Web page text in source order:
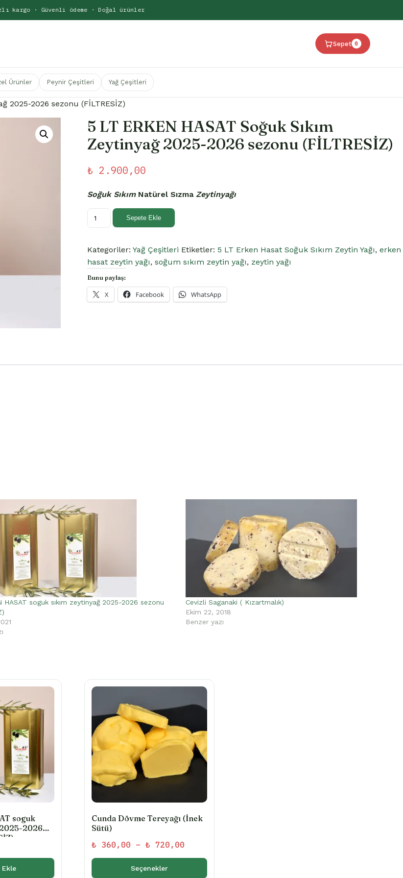
kargo · Güvenli ödeme · Doğal ürünler
Sepet 0
Ürünler Peynir Çeşitleri Yağ Çeşitleri
2025-2026 sezonu (FİLTRESİZ)
5 LT ERKEN HASAT Soğuk Sıkım
Zeytinyağ 2025-2026 sezonu (FİLTRESİZ)
₺ 2.900,00
Soğuk SıkımNatürel Sızma Zeytinyağı
5
LT
HASAT
Soğuk
Sıkım
Zeytinyağ
2025-
Sepete Ekle
Kategoriler: Yağ Çeşitleri Etiketler: 5 LT Erken Hasat Soğuk Sıkım Zeytin Yağı, erken
hasat zeytin yağı, soğum sıkım zeytin yağı, zeytin yağı
Bunu paylaş:
X Facebook WhatsApp
HASAT soguk sıkım zeytinyağ 2025-2026 sezonu
Cevizli Saganaki ( Kızartmalık)
Ekim 22, 2018
Benzer yazı
soguk
2025-2026
Ekle
Cunda Dövme Tereyağı (İnek
Sütü)
₺ 360,00 – ₺ 720,00Fiyat
aralığı:
Seçenekler